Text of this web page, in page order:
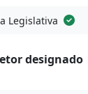
Legislativa
designado